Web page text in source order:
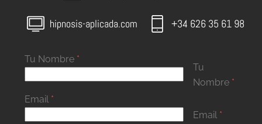
hipnosis-aplicada.com +34 626 35 61 98
Tu Nombre *
Tu
Nombre *
Email *
Email *